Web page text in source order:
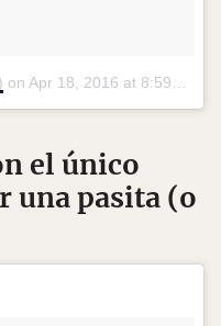
on Apr 18, 2016 at 8:59am PDT
el único
una pasita (o